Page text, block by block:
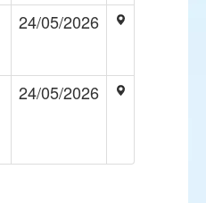
24/05/2026
24/05/2026